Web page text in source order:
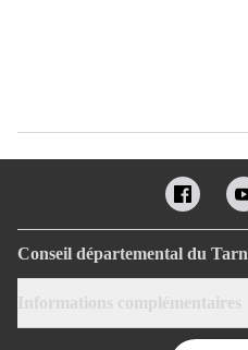
Conseil départemental du Tarn
Informations complémentaires